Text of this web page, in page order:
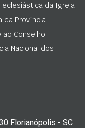
eclesiástica da Igreja
da Província
ao Conselho
Nacional dos
Florianópolis - SC